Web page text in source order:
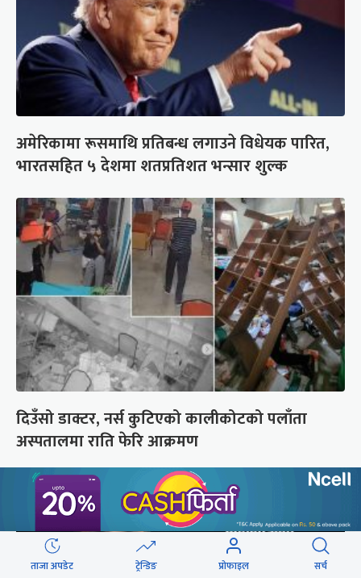
अमेरिकामा रूसमाथि प्रतिबन्ध लगाउने विधेयक पारित,
भारतसहित ५ देशमा शतप्रतिशत भन्सार शुल्क
दिउँसो डाक्टर, नर्स कुटिएको कालीकोटको पलाँता
अस्पतालमा राति फेरि आक्रमण
ताजा अपडेट ट्रेन्डिङ प्रोफाइल सर्च